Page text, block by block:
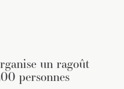
un ragoût
personnes